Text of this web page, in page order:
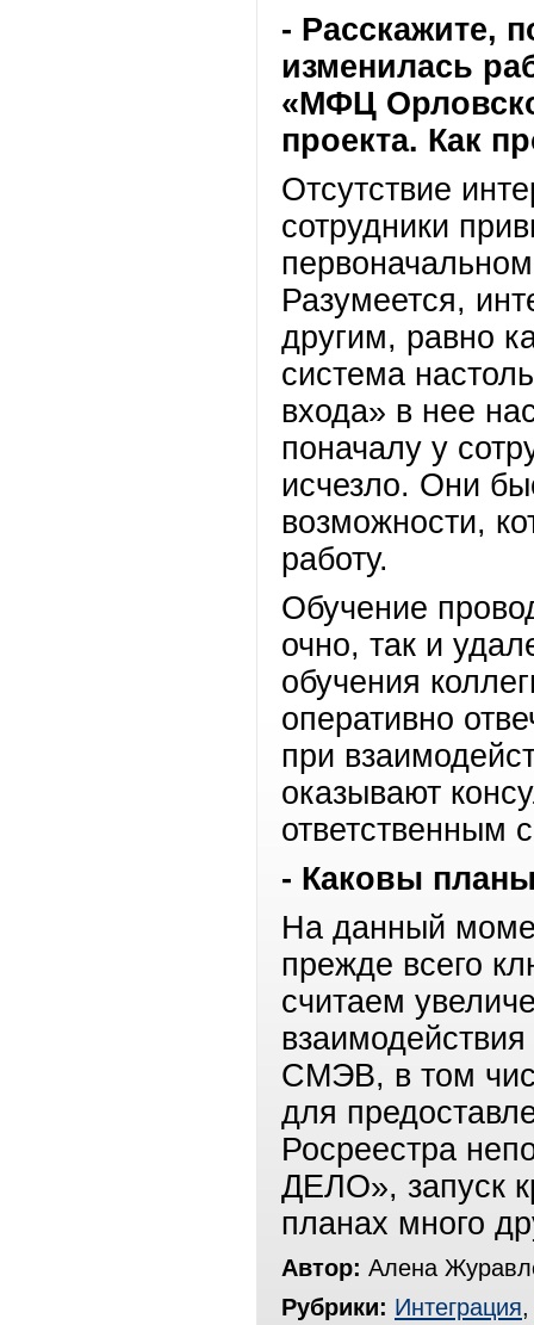
- Расскажите,
изменилась
«МФЦ
проекта. Как
Отсутствие
сотрудники
Разумеется,
другим, равно
система
входа» в нее
поначалу у
исчезло. Они
возможности,
работу.
Обучение
очно, так и
обучения
оперативно
при
оказывают
ответственным
- Каковы
На данный
прежде всего
считаем
СМЭВ, в том
для
Росреестра
ДЕЛО», запуск
планах много
Автор: Алена
Рубрики: Интеграция